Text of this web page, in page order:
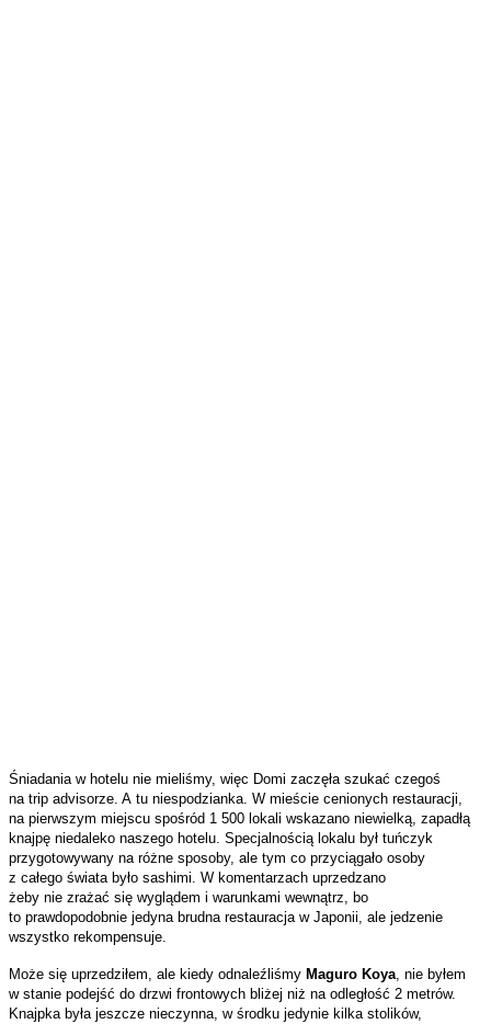
Śniadania w hotelu nie mieliśmy, więc Domi zaczęła szukać czegoś
na trip advisorze. A tu niespodzianka. W mieście cenionych restauracji,
na pierwszym miejscu spośród 1 500 lokali wskazano niewielką, zapadłą
knajpę niedaleko naszego hotelu. Specjalnością lokalu był tuńczyk
przygotowywany na różne sposoby, ale tym co przyciągało osoby
z całego świata było sashimi. W komentarzach uprzedzano
żeby nie zrażać się wyglądem i warunkami wewnątrz, bo
to prawdopodobnie jedyna brudna restauracja w Japonii, ale jedzenie
wszystko rekompensuje.
Może się uprzedziłem, ale kiedy odnaleźliśmy Maguro Koya, nie byłem
w stanie podejść do drzwi frontowych bliżej niż na odległość 2 metrów.
Knajpka była jeszcze nieczynna, w środku jedynie kilka stolików,